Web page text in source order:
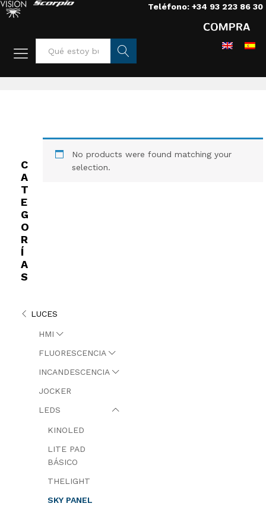
Teléfono: +34 93 223 86 30
Busca
No products were found matching your
selection.
C
A
T
E
G
O
R
Í
A
S
LUCES
HMI
FLUORESCENCIA
INCANDESCENCIA
JOCKER
LEDS
KINOLED
LITE PAD
BÁSICO
THELIGHT
SKY PANEL